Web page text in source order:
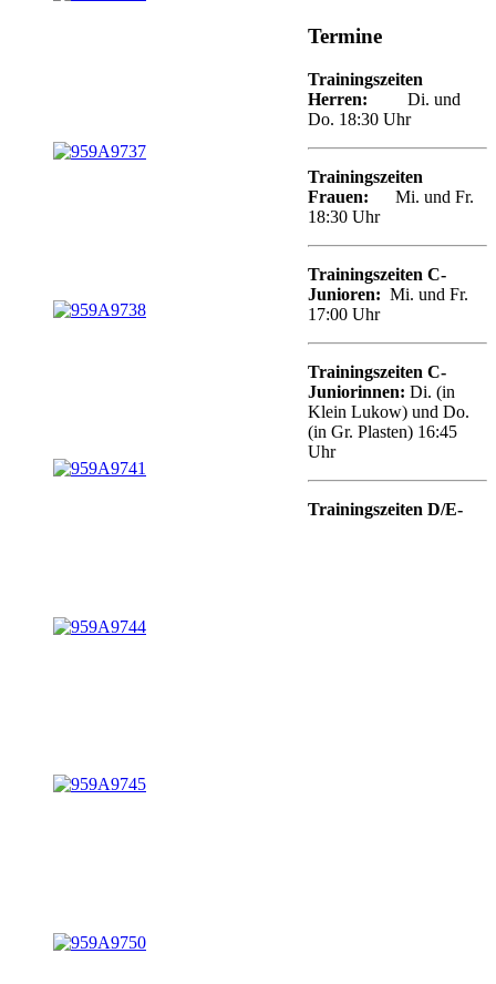
Termine
Trainingszeiten
Herren: Di. und
Do. 18:30 Uhr
Trainingszeiten
Frauen: Mi. und Fr.
18:30 Uhr
Trainingszeiten C-
Junioren: Mi. und Fr.
17:00 Uhr
Trainingszeiten C-
Juniorinnen: Di. (in
Klein Lukow) und Do.
(in Gr. Plasten) 16:45
Uhr
Trainingszeiten D/E-